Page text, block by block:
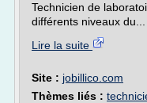
Technicien de
différents niveaux du...
Lire la suite
Site : jobillico.com
Thèmes liés :